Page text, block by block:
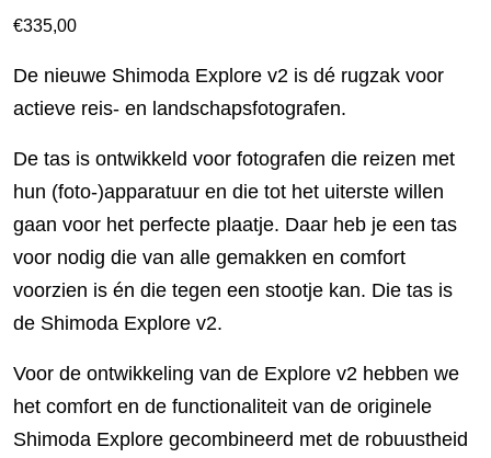
€335,00
De nieuwe Shimoda Explore v2 is dé rugzak voor
actieve reis- en landschapsfotografen.
De tas is ontwikkeld voor fotografen die reizen met
hun (foto-)apparatuur en die tot het uiterste willen
gaan voor het perfecte plaatje. Daar heb je een tas
voor nodig die van alle gemakken en comfort
voorzien is én die tegen een stootje kan. Die tas is
de Shimoda Explore v2.
Voor de ontwikkeling van de Explore v2 hebben we
het comfort en de functionaliteit van de originele
Shimoda Explore gecombineerd met de robuustheid